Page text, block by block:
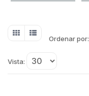
Ordenar por:
Vista: